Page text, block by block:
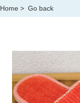
Home > Go back